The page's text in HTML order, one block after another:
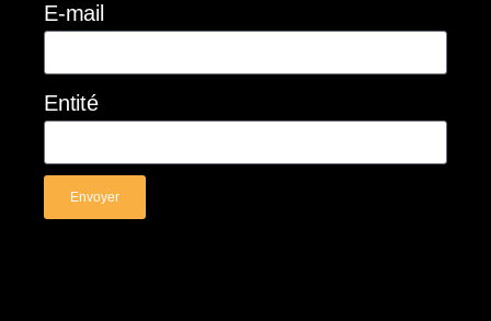
E-mail
Entité
Envoyer